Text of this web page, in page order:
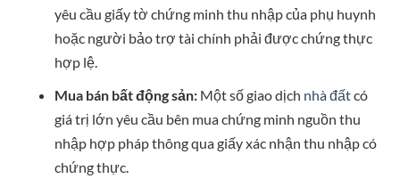
yêu cầu giấy tờ chứng minh thu nhập của phụ huynh
hoặc người bảo trợ tài chính phải được chứng thực
hợp lệ.
Mua bán bất động sản:Một số giao dịch nhà đấtcó
giá trị lớn yêu cầu bên mua chứng minh nguồn thu
nhập hợp pháp thông qua giấy xác nhận thu nhập có
chứng thực.